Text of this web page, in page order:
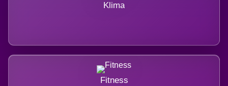
Klima
Fitness